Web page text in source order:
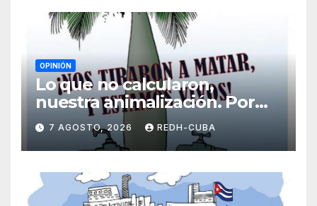
OPINIÓN
Lo que no calcularon,
nuestra animalización. Por
Laidi Fernández de Juan
7 AGOSTO, 2026 REDH-CUBA